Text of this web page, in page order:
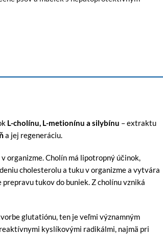
L-cholínu, L-metionínu a silybínu – extraktu
a jej regeneráciu.
organizme. Cholín má lipotropný účinok,
cholesterolu a tuku v organizme a vytvára
tukov do buniek. Z cholínu vzniká
glutatiónu, ten je veľmi významným
reaktívnymi kyslíkovými radikálmi, najmä pri